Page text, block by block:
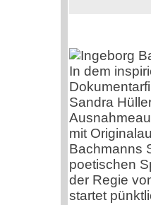
In dem
Sandra
mit
Bachmanns
poetischen
der Regie
startet